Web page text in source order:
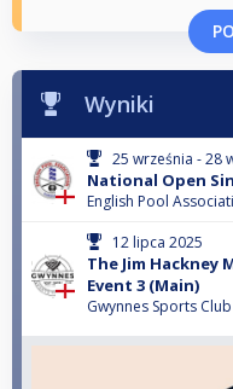
Wyniki
25 września - 28
National Open
English Pool
12 lipca 2025
The Jim Hackney
Event 3 (Main)
Gwynnes Sports